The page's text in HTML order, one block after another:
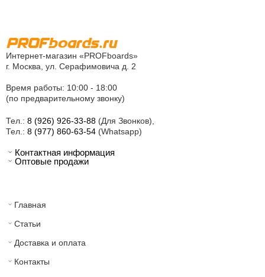
Интернет-магазин «PROFboards»
г. Москва, ул. Серафимовича д. 2
Время работы: 10:00 - 18:00
(по предварительному звонку)
Тел.: 8 (926) 926-33-88 (Для Звонков),
Тел.: 8 (977) 860-63-54 (Whatsapp)
Контактная информация
Оптовые продажи
Главная
Статьи
Доставка и оплата
Контакты